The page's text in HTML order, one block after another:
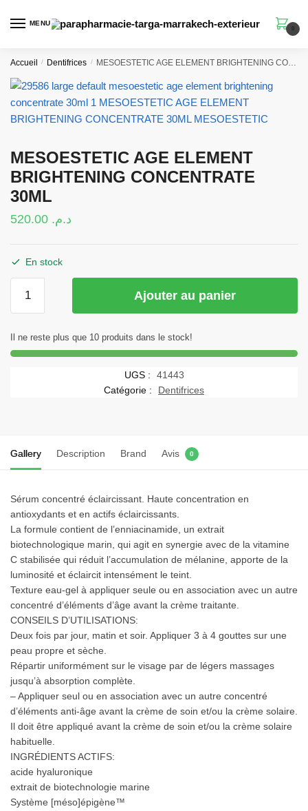
MENU
0
Accueil / Dentifrices / MESOESTETIC AGE ELEMENT BRIGHTENING CONCENTRATE 30ML
MESOESTETIC AGE ELEMENT
BRIGHTENING CONCENTRATE
30ML
د.م.
En stock
AGE
ELEMENT
Ajouter au panier
Il ne reste plus que 10 produits dans le stock!
UGS :
41443
Catégorie :
Dentifrices
Gallery Description Brand Avis 0
Sérum concentré éclaircissant. Haute concentration en
antioxydants et en actifs éclaircissants.
La formule contient de l’enniacinamide, un extrait
biotechnologique marin, qui agit en synergie avec de la vitamine
C stabilisée qui réduit l’accumulation de mélanine, apporte de la
luminosité et éclaircit intensément le teint.
Texture eau-gel à appliquer seule ou en association avec un autre
concentré d’éléments d’âge avant la crème traitante.
CONSEILS D’UTILISATIONS:
Deux fois par jour, matin et soir. Appliquer 3 à 4 gouttes sur une
peau propre et sèche.
Répartir uniformément sur le visage par de légers massages
jusqu’à absorption complète.
– Appliquer seul ou en association avec un autre concentré
d’éléments anti-âge avant la crème de soin et/ou la crème solaire.
Il doit être appliqué avant la crème de soin et/ou la crème solaire
habituelle.
INGRÉDIENTS ACTIFS:
acide hyaluronique
extrait de biotechnologie marine
Système [méso]épigène™